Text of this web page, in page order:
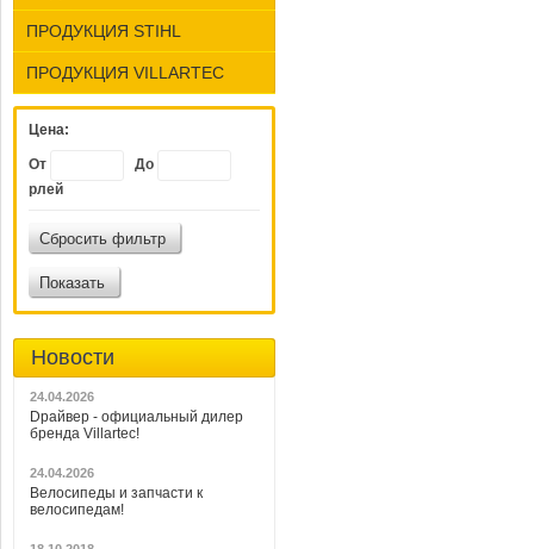
ПРОДУКЦИЯ STIHL
ПРОДУКЦИЯ VILLARTEC
Цена:
От
До
рлей
Сбросить фильтр
Показать
Новости
24.04.2026
Dрайвер - официальный дилер
бренда Villartec!
24.04.2026
Велосипеды и запчасти к
велосипедам!